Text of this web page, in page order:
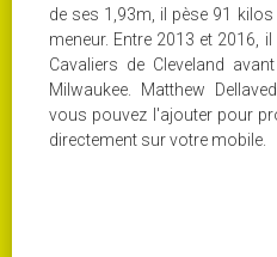
de ses 1,93m, il pèse 91
meneur. Entre 2013 et 2016,
Cavaliers de Cleveland
Milwaukee. Matthew
vous pouvez l'ajouter pour
directement sur votre mobile.